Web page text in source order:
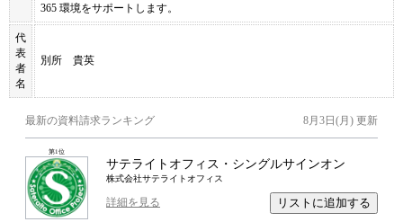
365 環境をサポートします。
代
表
者
名
別所 貴英
最新の資料請求ランキング 8月3日(月) 更新
第1位
サテライトオフィス・シングルサインオン
株式会社サテライトオフィス
詳細を見る リストに追加する